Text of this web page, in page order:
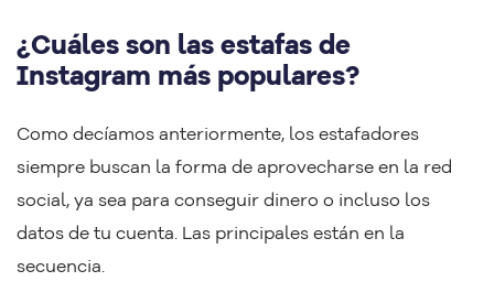
¿Cuáles son las estafas de
Instagram más populares?
Como decíamos anteriormente, los estafadores
siempre buscan la forma de aprovecharse en la red
social, ya sea para conseguir dinero o incluso los
datos de tu cuenta. Las principales están en la
secuencia.
Cookie Notice
Reject All Got It